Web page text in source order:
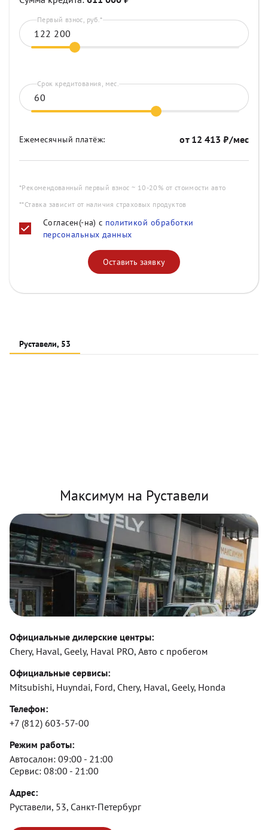
Первый взнос, руб.*
Срок кредитования, мес.
Ежемесячный платёж: от 12 413 ₽/мес
*Рекомендованный первый взнос ~ 10-20% от стоимости авто
**Ставка зависит от наличия страховых продуктов
Согласен(-на) с политикой обработки
персональных данных
Оставить заявку
Руставели, 53
Максимум на Руставели
Официальные дилерские центры:
Chery, Haval, Geely, Haval PRO, Авто с пробегом
Официальные сервисы:
Mitsubishi, Huyndai, Ford, Chery, Haval, Geely, Honda
Телефон:
+7 (812) 603-57-00
Режим работы:
Автосалон: 09:00 - 21:00
Сервис: 08:00 - 21:00
Адрес:
Руставели, 53, Санкт-Петербург